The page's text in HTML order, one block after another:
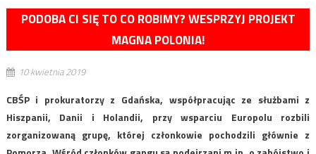
PODOBA CI SIĘ TO CO ROBIMY? WESPRZYJ PROJEKT
MAGNA POLONIA!
10 kwietnia 2019
CBŚP i prokuratorzy z Gdańska, współpracując ze służbami z
Hiszpanii, Danii i Holandii, przy wsparciu Europolu rozbili
zorganizowaną grupę, której członkowie pochodzili głównie z